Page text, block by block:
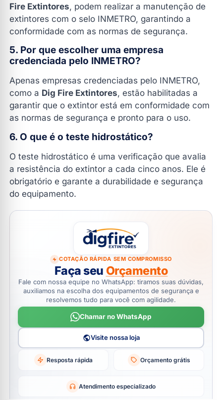
Fire Extintores, podem realizar a manutenção de
extintores com o selo INMETRO, garantindo a
conformidade com as normas de segurança.
5. Por que escolher uma empresa
credenciada pelo INMETRO?
Apenas empresas credenciadas pelo INMETRO,
como a Dig Fire Extintores, estão habilitadas a
garantir que o extintor está em conformidade com
as normas de segurança e pronto para o uso.
6. O que é o teste hidrostático?
O teste hidrostático é uma verificação que avalia
a resistência do extintor a cada cinco anos. Ele é
obrigatório e garante a durabilidade e segurança
do equipamento.
COTAÇÃO RÁPIDA SEM COMPROMISSO
Faça seu Orçamento
Fale com nossa equipe no WhatsApp: tiramos suas dúvidas,
auxiliamos na escolha dos equipamentos de segurança e
resolvemos tudo para você com agilidade.
Chamar no WhatsApp
Visite nossa loja
Resposta rápida Orçamento grátis
Atendimento especializado